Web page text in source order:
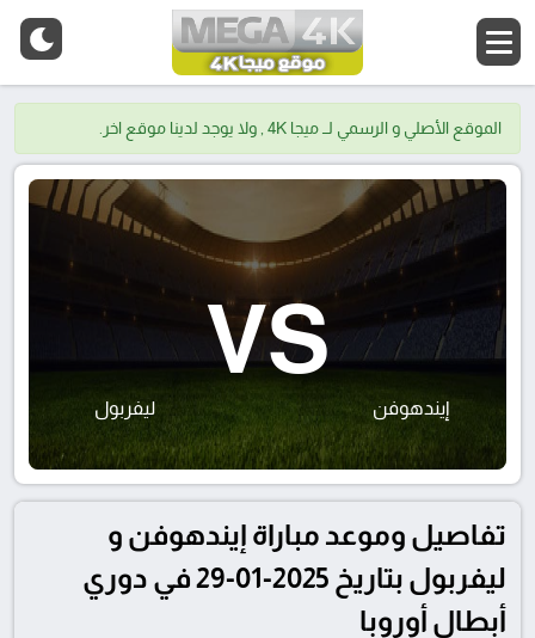
الموقع الأصلي و الرسمي لــ ميجا 4K , ولا يوجد لدينا موقع اخر.
إيندهوفن
VS
ليفربول
تفاصيل وموعد مباراة إيندهوفن و
ليفربول بتاريخ 2025-01-29 في دوري
أبطال أوروبا